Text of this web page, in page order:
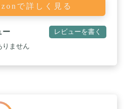
で詳しく見る
ー レビューを書く
りません